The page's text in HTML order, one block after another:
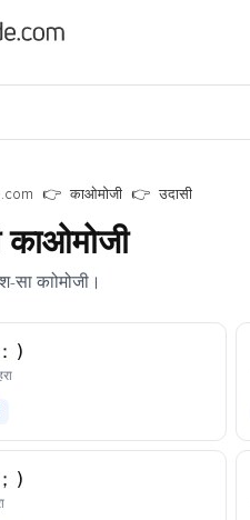
काओमोजी उदासी
काओमोजी
सा काोमोजी।
)
काओमोजी
)
काओमोजी